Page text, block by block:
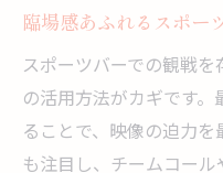
臨場感あふれるスポー
スポーツバーでの観戦
の活用方法がカギです
ることで、映像の迫力
も注目し、チームコー